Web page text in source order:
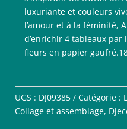
luxuriante et couleurs
l’amour et à la féminité,
d’enrichir 4 tableaux par
fleurs en papier
UGS : DJ09385 Catégorie :
Collage et assemblage,